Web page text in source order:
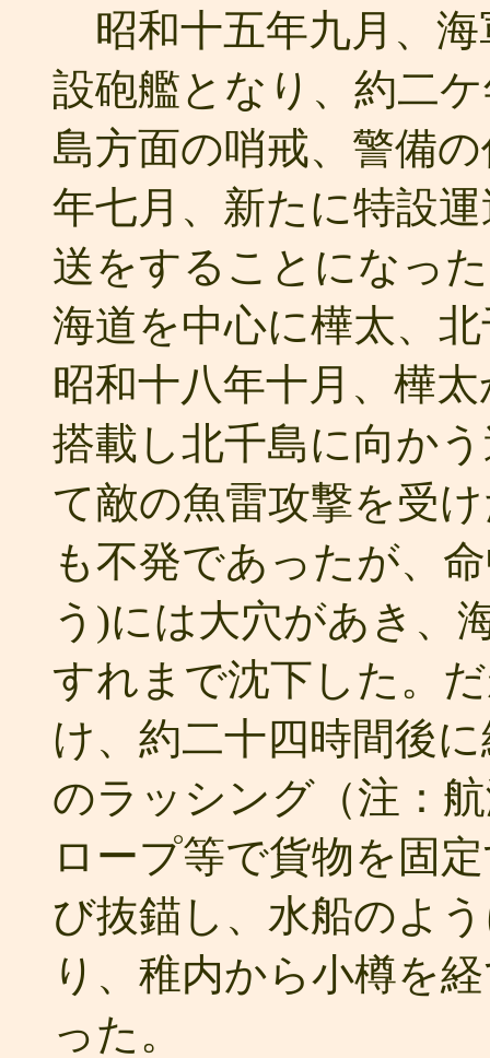
昭和十五年九月、海
設砲艦となり、約二
島方面の哨戒、警備
年七月、新たに特設
送をすることになっ
海道を中心に樺太、
昭和十八年十月、樺
搭載し北千島に向か
て敵の魚雷攻撃を受
も不発であったが、
う)には大穴があき、
すれまで沈下した。
け、約二十四時間後
のラッシング（注：
ロープ等で貨物を固
び抜錨し、水船のよ
り、稚内から小樽を
った。